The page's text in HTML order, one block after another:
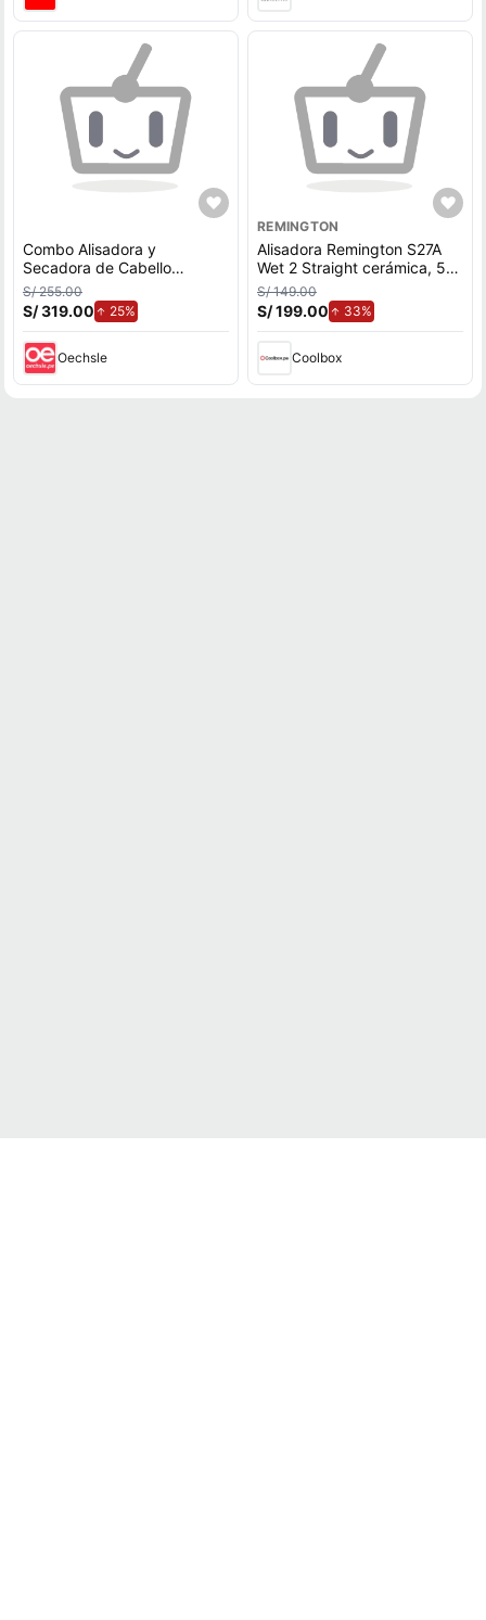
Combo Alisadora y
Secadora de Cabello
Remington Sapphire Luxe
S/ 255.00
S/ 319.00 25%
Oechsle
REMINGTON
Alisadora Remington S27A
Wet 2 Straight cerámica, 5
niveles de temperatura,
230°C, rosado
S/ 149.00
S/ 199.00 33%de aumento.
Coolbox